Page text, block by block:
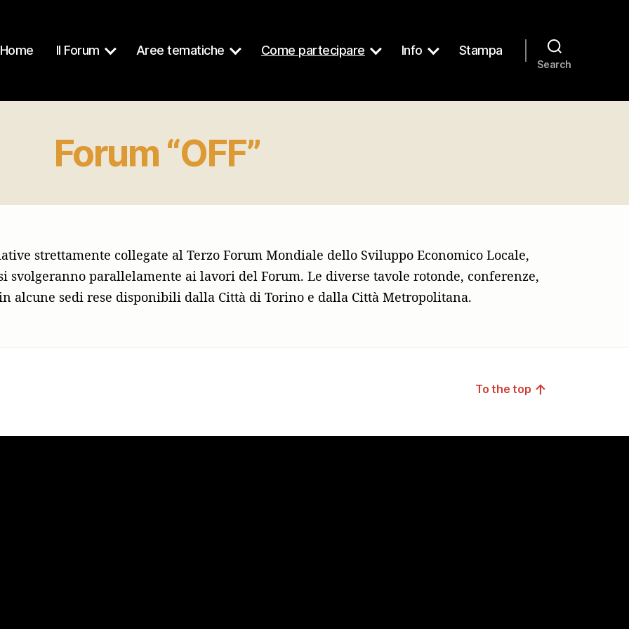
Home Il Forum Aree tematiche Come partecipare Info Stampa
Search
Forum “OFF”
strettamente collegate al Terzo Forum Mondiale dello Sviluppo Economico Locale,
svolgeranno parallelamente ai lavori del Forum. Le diverse tavole rotonde, conferenze,
alcune sedi rese disponibili dalla Città di Torino e dalla Città Metropolitana.
To the top ↑